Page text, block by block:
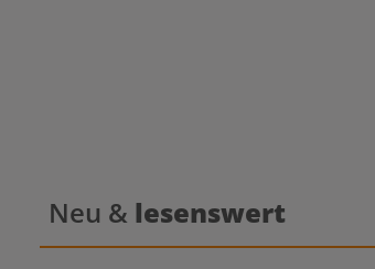
Neu & lesenswert